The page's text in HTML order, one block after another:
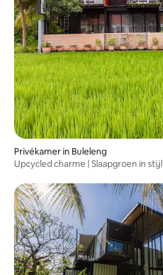
Privékamer in Buleleng
Upcycled charme | Slaapgroen in stijl